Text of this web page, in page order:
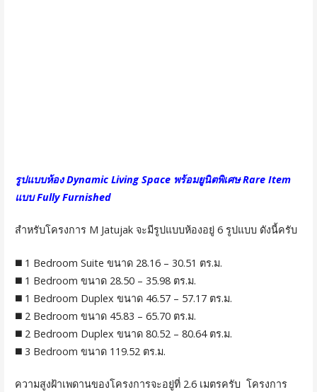
รูปแบบห้อง Dynamic Living Space พร้อมยูนิตพิเศษ Rare Item
แบบ Fully Furnished
สำหรับโครงการ M Jatujak จะมีรูปแบบห้องอยู่ 6 รูปแบบ ดังนี้ครับ
◼️ 1 Bedroom Suite ขนาด 28.16 – 30.51 ตร.ม.
◼️ 1 Bedroom ขนาด 28.50 – 35.98 ตร.ม.
◼️ 1 Bedroom Duplex ขนาด 46.57 – 57.17 ตร.ม.
◼️ 2 Bedroom ขนาด 45.83 – 65.70 ตร.ม.
◼️ 2 Bedroom Duplex ขนาด 80.52 – 80.64 ตร.ม.
◼️ 3 Bedroom ขนาด 119.52 ตร.ม.
ความสูงฝ้าเพดานของโครงการจะอยู่ที่ 2.6 เมตรครับ โครงการ